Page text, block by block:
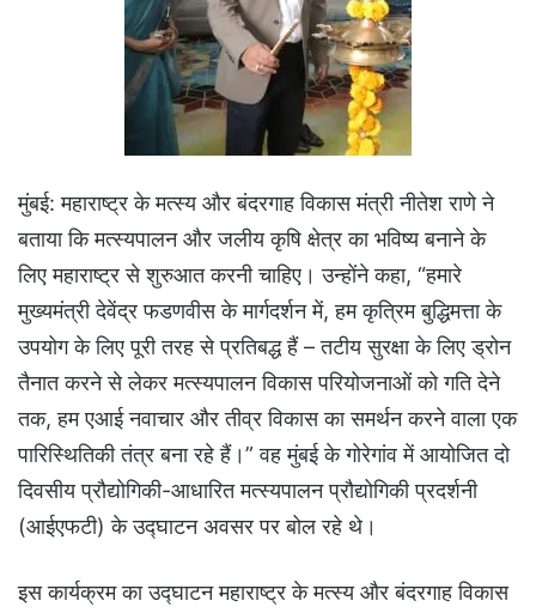
मुंबई: महाराष्ट्र के मत्स्य और बंदरगाह विकास मंत्री नीतेश राणे ने
बताया कि मत्स्यपालन और जलीय कृषि क्षेत्र का भविष्य बनाने के
लिए महाराष्ट्र से शुरुआत करनी चाहिए। उन्होंने कहा, “हमारे
मुख्यमंत्री देवेंद्र फडणवीस के मार्गदर्शन में, हम कृत्रिम बुद्धिमत्ता के
उपयोग के लिए पूरी तरह से प्रतिबद्ध हैं – तटीय सुरक्षा के लिए ड्रोन
तैनात करने से लेकर मत्स्यपालन विकास परियोजनाओं को गति देने
तक, हम एआई नवाचार और तीव्र विकास का समर्थन करने वाला एक
पारिस्थितिकी तंत्र बना रहे हैं।” वह मुंबई के गोरेगांव में आयोजित दो
दिवसीय प्रौद्योगिकी-आधारित मत्स्यपालन प्रौद्योगिकी प्रदर्शनी
(आईएफटी) के उद्घाटन अवसर पर बोल रहे थे।
इस कार्यक्रम का उद्घाटन महाराष्ट्र के मत्स्य और बंदरगाह विकास